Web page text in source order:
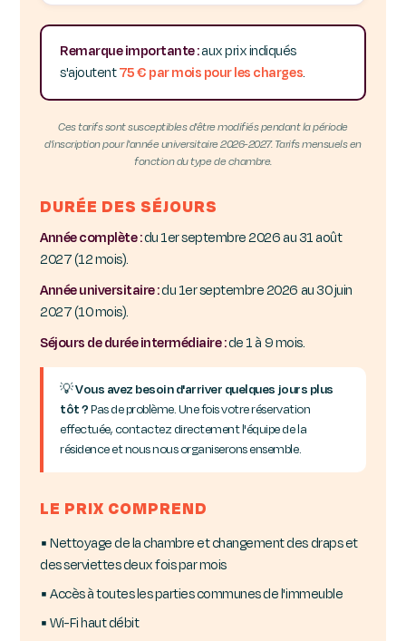
Remarque importante :aux prix indiqués
s'ajoutent75 € par mois pour les charges.
Ces tarifs sont susceptibles d'être modifiés pendant la période
d'inscription pour l'année universitaire 2026-2027. Tarifs mensuels en
fonction du type de chambre.
DURÉE DES SÉJOURS
Année complète :du 1er septembre 2026 au 31 août
2027 (12 mois).
Année universitaire :du 1er septembre 2026 au 30 juin
2027 (10 mois).
Séjours de durée intermédiaire :de 1 à 9 mois.
💡Vous avez besoin d'arriver quelques jours plus
tôt ?Pas de problème. Une fois votre réservation
effectuée, contactez directement l'équipe de la
résidence et nous nous organiserons ensemble.
LE PRIX COMPREND
▪ Nettoyage de la chambre et changement des draps et
des serviettes deux fois par mois
▪ Accès à toutes les parties communes de l'immeuble
▪ Wi-Fi haut débit